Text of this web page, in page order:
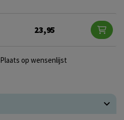
23,95
Plaats op wensenlijst